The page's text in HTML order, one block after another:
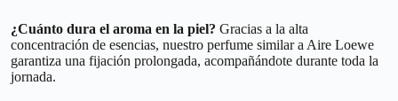
¿Cuánto dura el aroma en la piel? Gracias a la alta
concentración de esencias, nuestro perfume similar a Aire Loewe
garantiza una fijación prolongada, acompañándote durante toda la
jornada.